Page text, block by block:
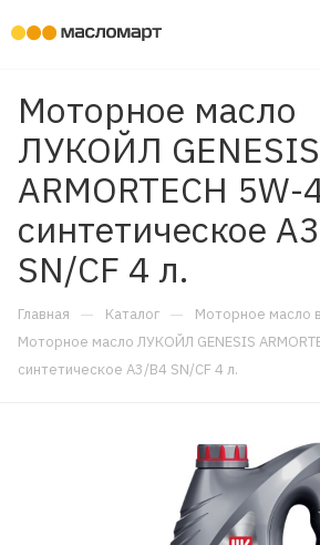
Моторное масло
ЛУКОЙЛ GENESIS
ARMORTECH 5W-
синтетическое
SN/CF 4 л.
Главная — Каталог — Моторное масло
Моторное масло ЛУКОЙЛ GENESIS
синтетическое A3/B4 SN/CF 4 л.